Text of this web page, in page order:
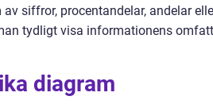
siffror, procentandelar, andelar
tydligt visa informationens
diagram